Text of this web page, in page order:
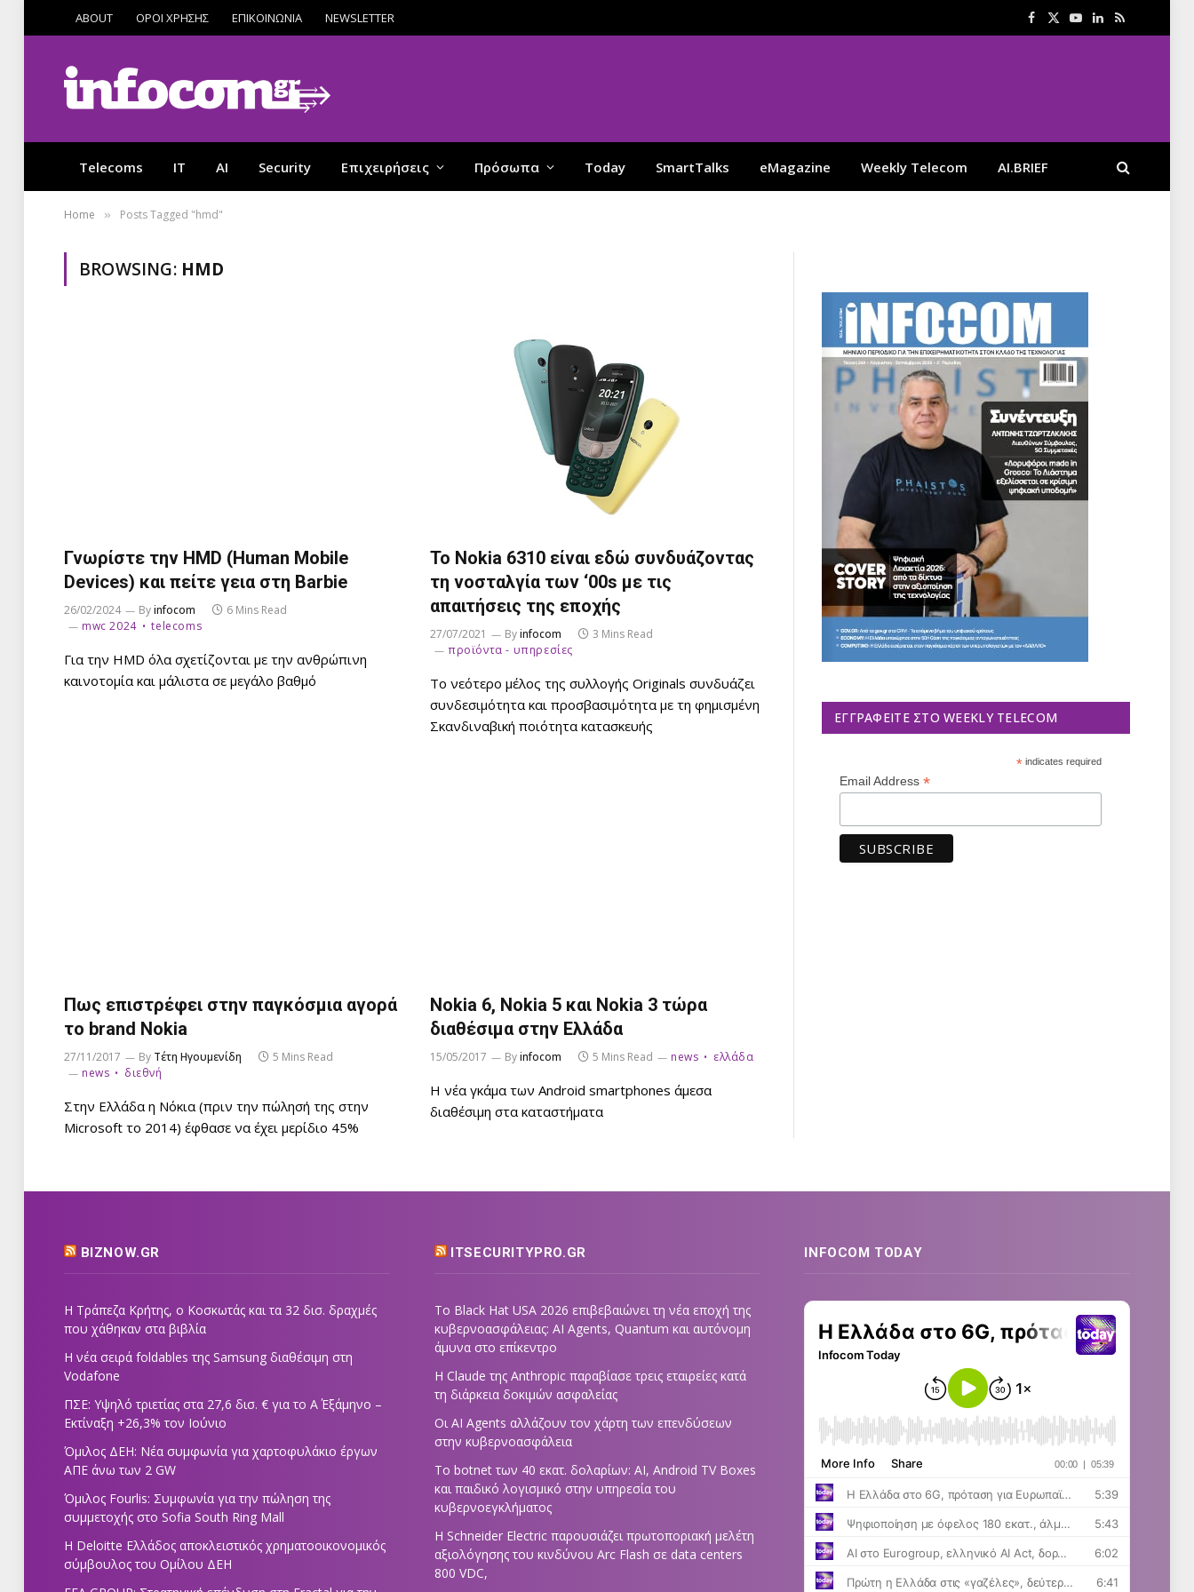
ABOUT ΟΡΟΙ ΧΡΗΣΗΣ ΕΠΙΚΟΙΝΩΝΙΑ NEWSLETTER Facebook
X
YouTube
LinkedIn
RSS
Telecoms IT AI Security Επιχειρήσεις Πρόσωπα Today SmartTalks eMagazine Weekly Telecom AI.BRIEF
Home » Posts Tagged "hmd"
BROWSING: HMD
Γνωρίστε την HMD (Human Mobile
Devices) και πείτε γεια στη Barbie
26/02/2024 Byinfocom
6 Mins Read
mwc 2024
telecoms
Για την HMD όλα σχετίζονται με την ανθρώπινη
καινοτομία και μάλιστα σε μεγάλο βαθμό
Το Nokia 6310 είναι εδώ συνδυάζοντας
τη νοσταλγία των ‘00s με τις
απαιτήσεις της εποχής
27/07/2021 Byinfocom
3 Mins Read
προϊόντα - υπηρεσίες
Το νεότερο μέλος της συλλογής Originals συνδυάζει
συνδεσιμότητα και προσβασιμότητα με τη φημισμένη
Σκανδιναβική ποιότητα κατασκευής
Πως επιστρέφει στην παγκόσμια αγορά
το brand Nokia
27/11/2017 By Τέτη Ηγουμενίδη
5 Mins Read
news
διεθνή
Στην Ελλάδα η Νόκια (πριν την πώλησή της στην
Microsoft το 2014) έφθασε να έχει μερίδιο 45%
Nokia 6, Nokia 5 και Nokia 3 τώρα
διαθέσιμα στην Ελλάδα
15/05/2017 Byinfocom 5 Mins Read news ελλάδα
Η νέα γκάμα των Android smartphones άμεσα
διαθέσιμη στα καταστήματα
ΕΓΓΡΑΦΕΊΤΕ ΣΤΟ WEEKLY TELECOM
*indicates required
Email Address *
BIZNOW.GR
Η Τράπεζα Κρήτης, ο Κοσκωτάς και τα 32 δισ. δραχμές
που χάθηκαν στα βιβλία
Η νέα σειρά foldables της Samsung διαθέσιμη στη
Vodafone
ΠΣΕ: Υψηλό τριετίας στα 27,6 δισ. € για το Α΄ Εξάμηνο –
Εκτίναξη +26,3% τον Ιούνιο
Όμιλος ΔΕΗ: Νέα συμφωνία για χαρτοφυλάκιο έργων
ΑΠΕ άνω των 2 GW
Όμιλος Fourlis: Συμφωνία για την πώληση της
συμμετοχής στο Sofia South Ring Mall
Η Deloitte Ελλάδος αποκλειστικός χρηματοοικονομικός
σύμβουλος του Ομίλου ΔΕΗ
ITSECURITYPRO.GR
Το Black Hat USA 2026 επιβεβαιώνει τη νέα εποχή της
κυβερνοασφάλειας: AI Agents, Quantum και αυτόνομη
άμυνα στο επίκεντρο
Η Claude της Anthropic παραβίασε τρεις εταιρείες κατά
τη διάρκεια δοκιμών ασφαλείας
Οι AI Agents αλλάζουν τον χάρτη των επενδύσεων
στην κυβερνοασφάλεια
Το botnet των 40 εκατ. δολαρίων: AI, Android TV Boxes
και παιδικό λογισμικό στην υπηρεσία του
κυβερνοεγκλήματος
Η Schneider Electric παρουσιάζει πρωτοποριακή μελέτη
αξιολόγησης του κινδύνου Arc Flash σε data centers
800 VDC,
INFOCOM TODAY